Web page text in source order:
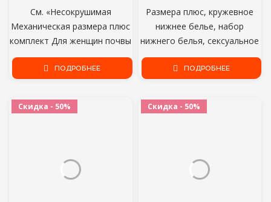
См. «Несокрушимая
Механическая размера плюс
комплект Для женщин почвы
"короткий рукав Повязки
Топы Высокая Талия
комплекты из двух
предметов спортивный
ПОДРОБНЕЕ
Размера плюс, кружевное
нижнее белье, набор
нижнего белья, сексуальное
женское нижнее белье,
нижнее белье Прозрачный
трусики черное белье
бюстгальтер нижнее бельё
ПОДРОБНЕЕ
Скидка - 50% Скидка - 50%